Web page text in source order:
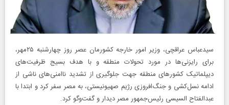
سیدعباس عراقچی، وزیر امور خارجه کشورمان عصر روز چهارشنبه ۲۵مهر،
برای رایزنی‌ها در مورد تحولات منطقه و با هدف بسیج ظرفیت‌های
دیپلماتیک کشورهای منطقه جهت جلوگیری از تشدید ناامنی‌های ناشی از
ادامه نسل‌کشی و جنگ‌افروزی رژیم صهیونیستی، به مصر سفر کرد و ابتدا با
عبدالفتاح‌ السیسی رئیس‌جمهور مصر دیدار و گفت‌وگو کرد.